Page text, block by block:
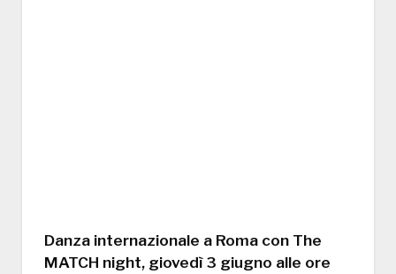
Danza internazionale a Roma con The
MATCH night, giovedì 3 giugno alle ore